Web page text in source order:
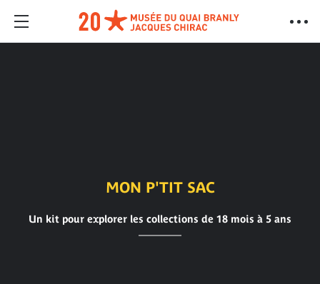
MON P'TIT SAC
Un kit pour explorer les collections de 18 mois à 5 ans